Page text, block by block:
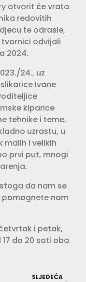
otvorit će vrata
redovitih
te odrasle,
odvijali
2024.
24., uz
Ivane
kiparice
tehnike i teme,
uzrastu, u
malih i velikih
prvi put, mnogi
da nam se
nam
i petak,
17 do 20 sati oba
SLJEDEĆA